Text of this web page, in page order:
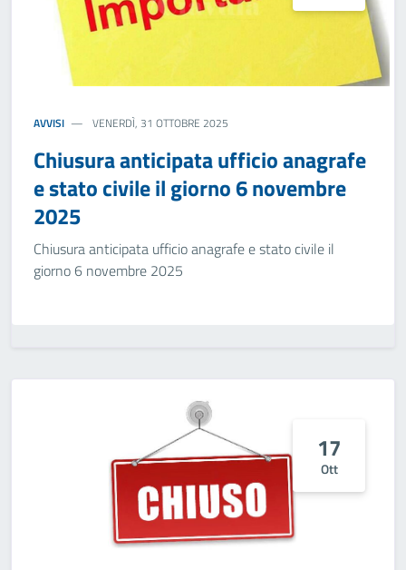
AVVISI VENERDÌ, 31 OTTOBRE 2025
Chiusura anticipata ufficio anagrafe
e stato civile il giorno 6 novembre
2025
Chiusura anticipata ufficio anagrafe e stato civile il
giorno 6 novembre 2025
17
Ott